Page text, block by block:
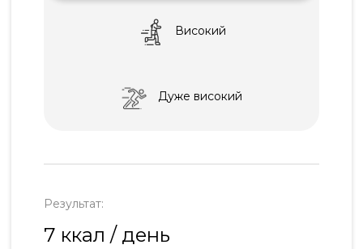
Високий
Дуже високий
Результат:
7 ккал / день